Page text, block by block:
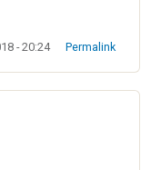
- 20:24 Permalink